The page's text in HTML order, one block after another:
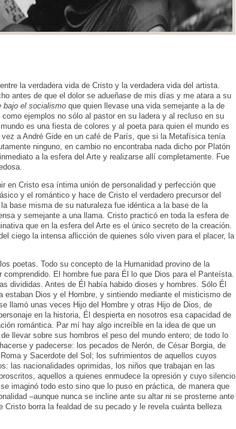
la verdadera vida de Cristo y la verdadera vida del artista.
antes de que el dolor se adueñase de mis días y me atara a su
bajo el socialismo que quien llevase una vida semejante a la de
ejemplos no sólo al pastor en su ladera y al recluso en su
es una fiesta de colores y al poeta para quien el mundo es
a André Gide en un café de París, que si la Metafísica tenía
ninguno, en cambio no encontraba nada dicho por Platón
a la esfera del Arte y realizarse allí completamente. Fue
en Cristo esa íntima unión de personalidad y perfección que
y el romántico y hace de Cristo el verdadero precursor del
base misma de su naturaleza fue idéntica a la base de la
y semejante a una llama. Cristo practicó en toda la esfera de
que en la esfera del Arte es el único secreto de la creación.
ciego la intensa aflicción de quienes sólo viven para el placer, la
poetas. Todo su concepto de la Humanidad provino de la
El hombre fue para Él lo que Dios para el Panteísta.
divididas. Antes de Él había habido dioses y hombres. Sólo Él
estaban Dios y el Hombre, y sintiendo mediante el misticismo de
llamó unas veces Hijo del Hombre y otras Hijo de Dios, de
en la historia, Él despierta en nosotros esa capacidad de
romántica. Par mí hay algo increíble en la idea de que un
llevar sobre sus hombros el peso del mundo entero; de todo lo
y padecerse: los pecados de Nerón, de César Borgia, de
y Sacerdote del Sol; los sufrimientos de aquellos cuyos
las nacionalidades oprimidas, los niños que trabajan en las
aquellos a quienes enmudece la opresión y cuyo silencio
imaginó todo esto sino que lo puso en práctica, de manera que
–aunque nunca se incline ante su altar ni se prosterne ante
Cristo borra la fealdad de su pecado y le revela cuánta belleza